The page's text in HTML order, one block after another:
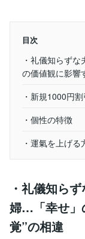
目次
・礼儀知らず
の価値観に影響
・新規1000円
・個性の特徴
・運氣を上げる
・礼儀知ら
婦…「幸せ」
覚”の相違